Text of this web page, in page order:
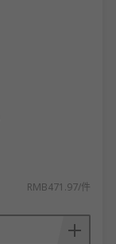
RMB471.97/件